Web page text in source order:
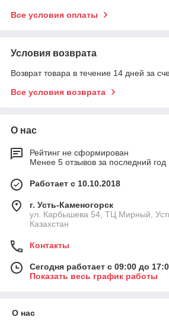
Все условия оплаты
Условия возврата
Возврат товара в течение 14 дней за
Все условия возврата
О нас
Рейтинг не сформирован
Менее 5 отзывов за последний год
Работает с 10.10.2018
г. Усть-Каменогорск
ул. Карбышева 54, ТЦ Мирный,
Казахстан
Контакты
Сегодня работает с 09:00 до
Показать весь график работы
О нас